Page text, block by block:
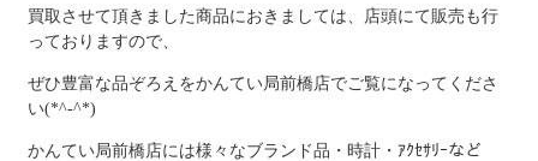
買取させて頂きました商品におきましては、店頭にて販売も行
っておりますので、
ぜひ豊富な品ぞろえをかんてい局前橋店でご覧になってくださ
い(*^-^*)
かんてい局前橋店には様々なブランド品・時計・ｱｸｾｻﾘｰなど